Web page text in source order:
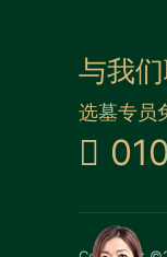
与我
选墓专员